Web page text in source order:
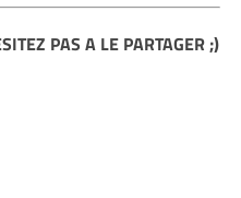
PAS A LE PARTAGER ;)